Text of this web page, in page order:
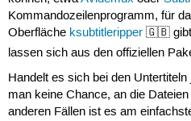
Kommandozeilenprogramm, für
Oberfläche ksubtitleripper🇬🇧 gibt.
lassen sich aus den offiziellen
Handelt es sich bei den
man keine Chance, an die
anderen Fällen ist es am